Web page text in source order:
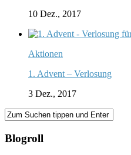
10 Dez., 2017
Aktionen
1. Advent – Verlosung
3 Dez., 2017
Blogroll